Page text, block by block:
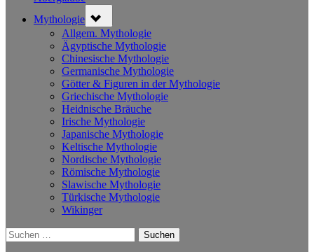
Mythologie sub-
menu
Allgem. Mythologie
Ägyptische Mythologie
Chinesische Mythologie
Germanische Mythologie
Götter & Figuren in der Mythologie
Griechische Mythologie
Heidnische Bräuche
Irische Mythologie
Japanische Mythologie
Keltische Mythologie
Nordische Mythologie
Römische Mythologie
Slawische Mythologie
Türkische Mythologie
Wikinger
Suchen
nach: